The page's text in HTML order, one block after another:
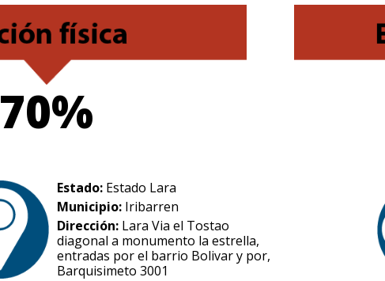
70%
Estado: Estado Lara
Municipio: Iribarren
Dirección: Lara Via el Tostao
diagonal a monumento la estrella,
entradas por el barrio Bolivar y por,
Barquisimeto 3001